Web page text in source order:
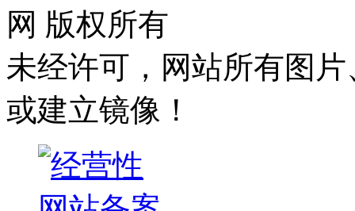
网 版权所有
未经许可，网站所有图
或建立镜像！